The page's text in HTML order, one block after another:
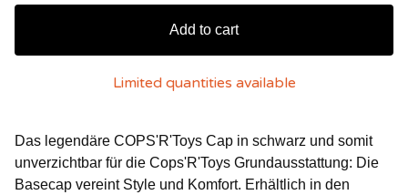
Add to cart
Limited quantities available
Das legendäre COPS'R'Toys Cap in schwarz und somit
unverzichtbar für die Cops'R'Toys Grundausstattung: Die
Basecap vereint Style und Komfort. Erhältlich in den